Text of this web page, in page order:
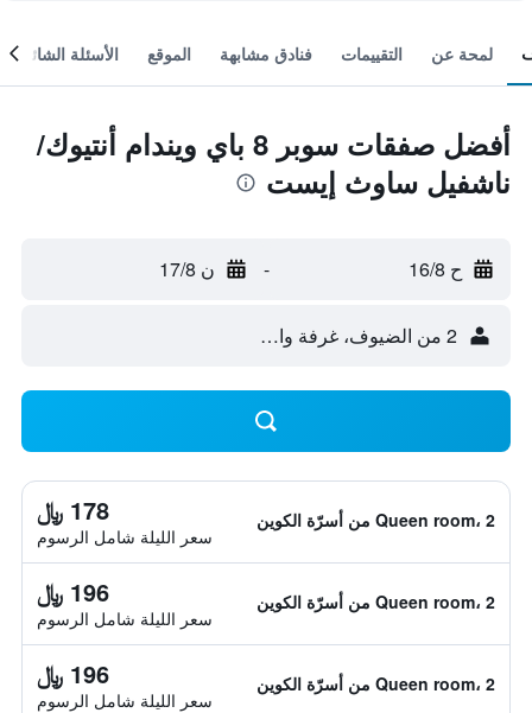
لمحة عن التقييمات فنادق مشابهة الموقع الأسئلة الشائعة
أفضل صفقات سوبر 8 باي ويندام أنتيوك/
ناشفيل ساوث إيست
ح 16/8 - ن 17/8
2 من الضيوف، غرفة واحدة
Queen room، 2 من أسرّة الكوين 178 ﷼
سعر الليلة شامل الرسوم
Queen room، 2 من أسرّة الكوين 196 ﷼
سعر الليلة شامل الرسوم
Queen room، 2 من أسرّة الكوين 196 ﷼
سعر الليلة شامل الرسوم